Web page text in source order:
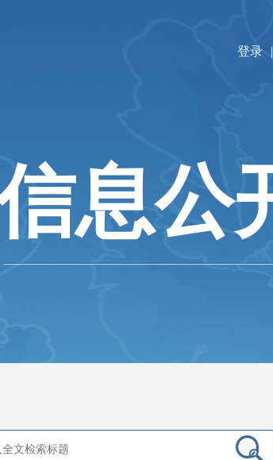
登录 |
息公